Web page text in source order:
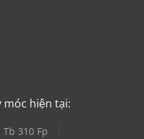
móc hiện tại:
310 Fp